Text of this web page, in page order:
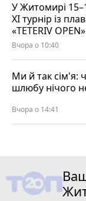
У Житомирі
XI турнір із
«TETERIV OPEN»
Вчора о 10:40
Ми й так сім'я:
шлюбу нічого
Вчора о 14:41